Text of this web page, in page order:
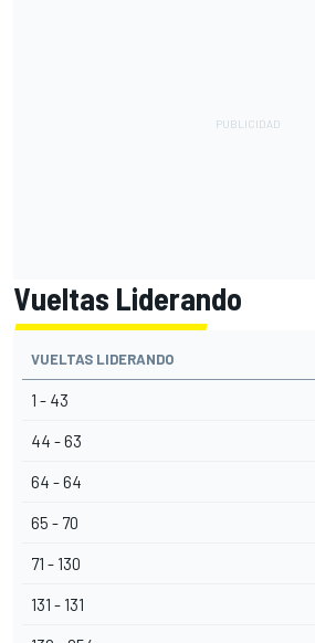
Vueltas Liderando
VUELTAS LIDERANDO
1 - 43
44 - 63
64 - 64
65 - 70
71 - 130
131 - 131